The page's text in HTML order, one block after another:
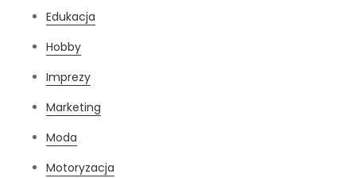
Edukacja
Hobby
Imprezy
Marketing
Moda
Motoryzacja